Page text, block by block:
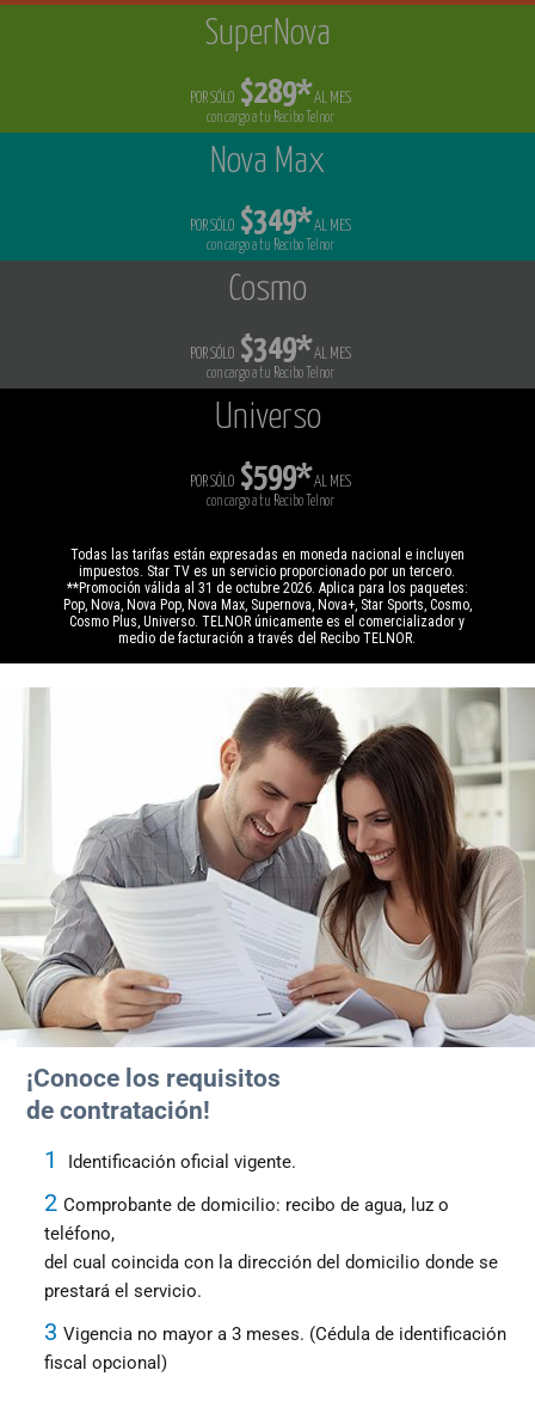
SuperNova
POR SÓLO $289*AL MES
con cargo a tu Recibo Telnor
Nova Max
POR SÓLO $349*AL MES
con cargo a tu Recibo Telnor
Cosmo
POR SÓLO $349*AL MES
con cargo a tu Recibo Telnor
Universo
POR SÓLO $599*AL MES
con cargo a tu Recibo Telnor
Todas las tarifas están expresadas en moneda nacional e incluyen
impuestos. Star TV es un servicio proporcionado por un tercero.
**Promoción válida al 31 de octubre 2026. Aplica para los paquetes:
Pop, Nova, Nova Pop, Nova Max, Supernova, Nova+, Star Sports, Cosmo,
Cosmo Plus, Universo. TELNOR únicamente es el comercializador y
medio de facturación a través del Recibo TELNOR.
¡Conoce los requisitos
de contratación!
1
Identificación oficial vigente.
2Comprobante de domicilio: recibo de agua, luz o
teléfono,
del cual coincida con la dirección del domicilio donde se
prestará el servicio.
3Vigencia no mayor a 3 meses. (Cédula de identificación
fiscal opcional)